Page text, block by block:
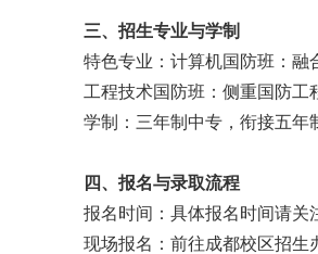
三、招生专业与学制
特色专业：计算机国防班：融
工程技术国防班：侧重国防工
学制：三年制中专，衔接五年
四、报名与录取流程
报名时间：具体报名时间请关
现场报名：前往成都校区招生